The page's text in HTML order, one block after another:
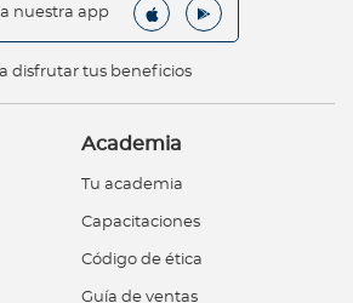
nuestra app
disfrutar tus beneficios
Academia
Tu academia
Capacitaciones
Código de ética
Guía de ventas